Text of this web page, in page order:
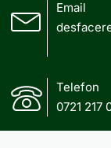
Email
Telefon
0721 217